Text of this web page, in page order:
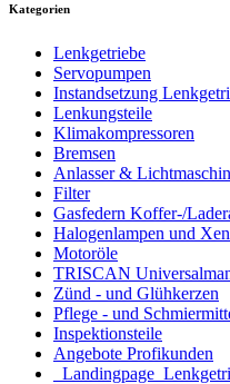
Kategorien
Lenkgetriebe
Servopumpen
Instandsetzung
Lenkungsteile
Klimakompressoren
Bremsen
Anlasser &
Filter
Gasfedern Koffer-/
Halogenlampen und
Motoröle
TRISCAN
Zünd - und Glühkerzen
Pflege - und
Inspektionsteile
Angebote Profikunden